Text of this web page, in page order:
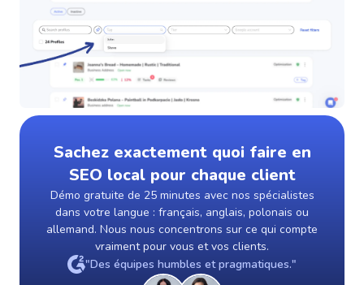
Sachez exactement quoi faire en
SEO local pour chaque client
Démo gratuite de 25 minutes avec nos spécialistes
dans votre langue : français, anglais, polonais ou
allemand. Nous nous concentrons sur ce qui compte
vraiment pour vous et vos clients.
"Des équipes humbles et pragmatiques."